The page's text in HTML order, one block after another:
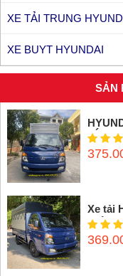
XE TẢI TRUNG
XE BUYT HYUNDAI
SẢN
KÍN
Xe tải
Thùng